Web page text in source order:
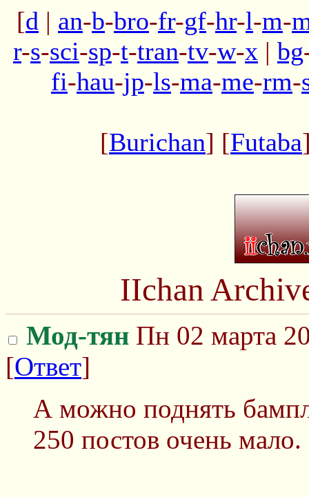
[d | an-b-bro-fr-gf-hr-l-m-
r-s-sci-sp-t-tran-tv-w-x | bg
fi-hau-jp-ls-ma-me-rm-
[Burichan] [Futaba
IIchan
Мод-тян Пн 02 марта
[Ответ]
А можно поднять
250 постов очень мало.